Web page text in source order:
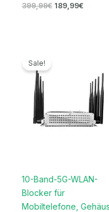
399,99€ 189,99€
Sale!
10-Band-5G-WLAN-
Blocker für
Mobiltelefone,